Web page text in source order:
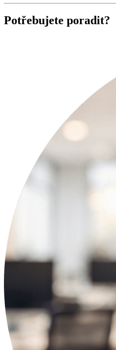
Potřebujete poradit?